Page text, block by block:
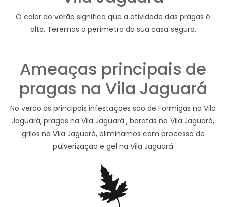
O calor do verão significa que a atividade das pragas é
alta. Teremos o perímetro da sua casa seguro.
Ameaças principais de
pragas na Vila Jaguará
No verão as principais infestações são de Formigas na Vila
Jaguará, pragas na Vila Jaguará , baratas na Vila Jaguará,
grilos na Vila Jaguará, eliminamos com processo de
pulverização e gel na Vila Jaguará